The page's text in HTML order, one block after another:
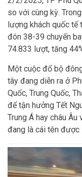
so với cùng kỳ.
lượng khách quốc tế
đón 38-39 chuyến
74.833 lượt, tăng
Một cuộc đổ bộ
tây đang diễn ra ở
Quốc, Trung Quốc,
để tận hưởng Tết
Trung Á hay châu
đang là cái tên được